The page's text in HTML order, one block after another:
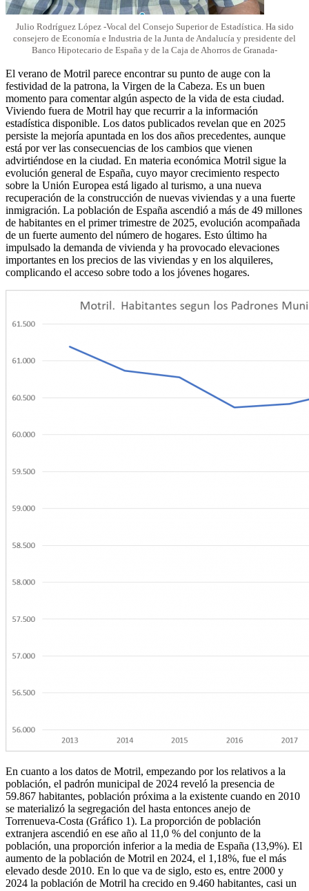
Julio Rodríguez López -Vocal del Consejo Superior de Estadística. Ha sido
consejero de Economía e Industria de la Junta de Andalucía y presidente del
Banco Hipotecario de España y de la Caja de Ahorros de Granada-
El verano de Motril parece encontrar su punto de auge con la
festividad de la patrona, la Virgen de la Cabeza. Es un buen
momento para comentar algún aspecto de la vida de esta ciudad.
Viviendo fuera de Motril hay que recurrir a la información
estadística disponible. Los datos publicados revelan que en 2025
persiste la mejoría apuntada en los dos años precedentes, aunque
está por ver las consecuencias de los cambios que vienen
advirtiéndose en la ciudad. En materia económica Motril sigue la
evolución general de España, cuyo mayor crecimiento respecto
sobre la Unión Europea está ligado al turismo, a una nueva
recuperación de la construcción de nuevas viviendas y a una fuerte
inmigración. La población de España ascendió a más de 49 millones
de habitantes en el primer trimestre de 2025, evolución acompañada
de un fuerte aumento del número de hogares. Esto último ha
impulsado la demanda de vivienda y ha provocado elevaciones
importantes en los precios de las viviendas y en los alquileres,
complicando el acceso sobre todo a los jóvenes hogares.
En cuanto a los datos de Motril, empezando por los relativos a la
población, el padrón municipal de 2024 reveló la presencia de
59.867 habitantes, población próxima a la existente cuando en 2010
se materializó la segregación del hasta entonces anejo de
Torrenueva-Costa (Gráfico 1). La proporción de población
extranjera ascendió en ese año al 11,0 % del conjunto de la
población, una proporción inferior a la media de España (13,9%). El
aumento de la población de Motril en 2024, el 1,18%, fue el más
elevado desde 2010. En lo que va de siglo, esto es, entre 2000 y
2024 la población de Motril ha crecido en 9.460 habitantes, casi un